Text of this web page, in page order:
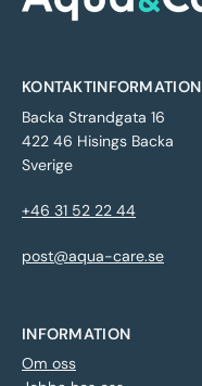
KONTAKTINFORMATION
Backa Strandgata 16
422 46 Hisings Backa
Sverige
+46 31 52 22 44
post@aqua-care.se
INFORMATION
Om oss